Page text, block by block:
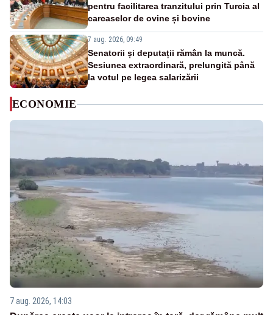
pentru facilitarea tranzitului prin Turcia al
carcaselor de ovine și bovine
7 aug. 2026, 09:49
Senatorii și deputații rămân la muncă.
Sesiunea extraordinară, prelungită până
la votul pe legea salarizării
ECONOMIE
7 aug. 2026, 14:03